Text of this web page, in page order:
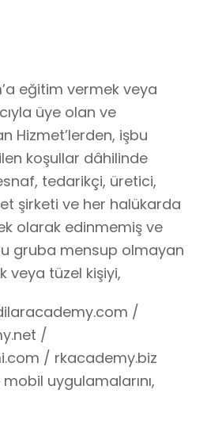
eğitim vermek veya
üye olan ve
Hizmet’lerden, işbu
koşullar dâhilinde
tedarikçi, üretici,
şirketi ve her halükarda
olarak edinmemiş ve
gruba mensup olmayan
veya tüzel kişiyi,
/
/
/ rkacademy.biz
uygulamalarını,